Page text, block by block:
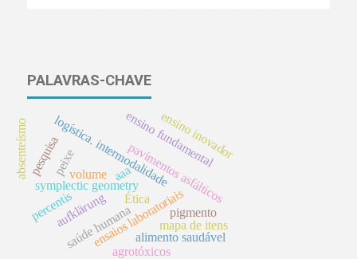
PALAVRAS-CHAVE
logística. intermodalidade
symplectic geometrypavimentos asfálticos
aaa
ensaios laboratoriais
aufklärung Ética
ensino fundamental
peixe
alimento saudável
ensino inovador
agrotóxicos
volume
pesquisa
absenteísmo
percentis
mapa de itens
saúde humana pigmento